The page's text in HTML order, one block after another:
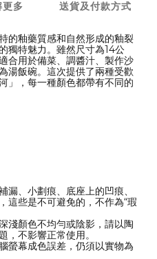
更多 送貨及付款方式
的釉藥質感和自然形成的釉裂
獨特魅力。雖然尺寸為14公
合用於備菜、調醬汁、製作沙
湯飯碗。這次提供了兩種受歡
」，每一種顏色都帶有不同的
漏、小劃痕、底座上的凹痕、
這些是不可避免的，不作為“瑕
淺顏色不均勻或陰影，請以陶
，不影響正常使用。
螢幕成色誤差，仍須以實物為